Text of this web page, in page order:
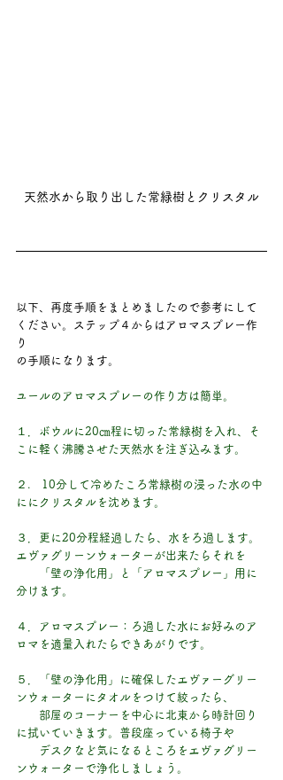
天然水から取り出した常緑樹とクリスタル
以下、再度手順をまとめましたので参考にして
ください。ステップ４からはアロマスプレー作
り
の手順になります。
ユールのアロマスプレーの作り方は簡単。
１．ボウルに20㎝程に切った常緑樹を入れ、そ
こに軽く沸騰させた天然水を注ぎ込みます。
２.　10分して冷めたころ常緑樹の浸った水の中
ににクリスタルを沈めます。
３．更に20分程経過したら、水をろ過します。
エヴァグリーンウォーターが出来たらそれを
「壁の浄化用」と「アロマスプレー」用に
分けます。
４．アロマスプレー：ろ過した水にお好みのア
ロマを適量入れたらできあがりです。
５．「壁の浄化用」に確保したエヴァーグリー
ンウォーターにタオルをつけて絞ったら、
部屋のコーナーを中心に北東から時計回り
に拭いていきます。普段座っている椅子や
デスクなど気になるところをエヴァグリー
ンウォーターで浄化しましょう。